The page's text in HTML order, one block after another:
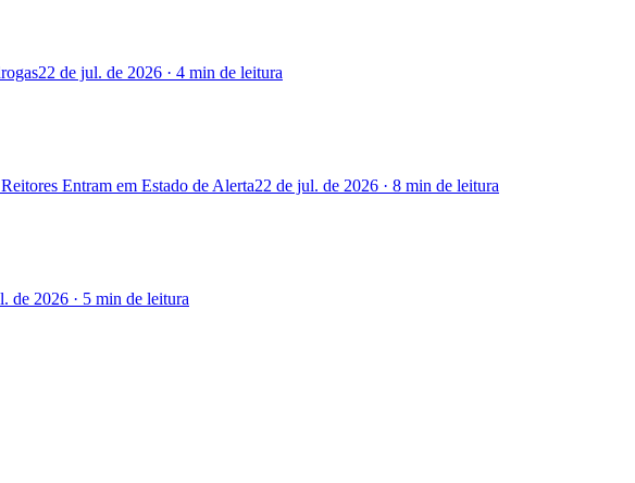
22 de jul. de 2026 · 4 min de leitura
Entram em Estado de Alerta22 de jul. de 2026 · 8 min de leitura
de 2026 · 5 min de leitura